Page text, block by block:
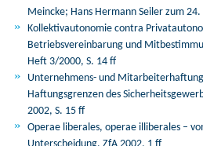
Meincke; Hans Hermann Seiler zum
Kollektivautonomie contra
Betriebsvereinbarung und
Heft 3/2000, S. 14 ff
Unternehmens- und
Haftungsgrenzen des
2002, S. 15 ff
Operae liberales, operae illiberales –